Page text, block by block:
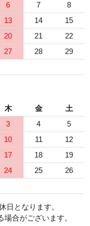
6 7
8
13 14
15
20 21
22
27 28
29
木 金
土
3 4
5
10 11
12
17 18
19
24 25
26
日となります。
合がございます。